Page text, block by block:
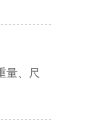
量、尺